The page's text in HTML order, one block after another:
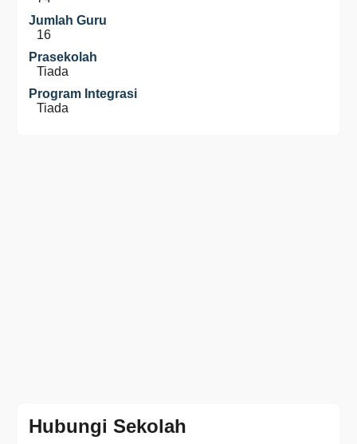
Jumlah Guru
16
Prasekolah
Tiada
Program Integrasi
Tiada
Hubungi Sekolah